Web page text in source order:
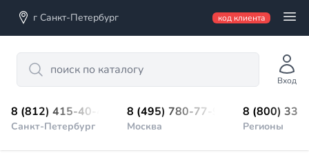
г Санкт-Петербург код клиента
Search
Вход
8 (812) 415-40-45
Санкт-Петербург
8 (495) 780-77-98
Москва
8 (800)
Регионы